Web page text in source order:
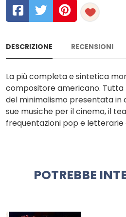
DESCRIZIONE RECENSIONI
La più completa e sintetica
compositore americano. Tutta
del minimalismo presentata in
sue musiche per il cinema, il
frequentazioni pop e letterarie
POTREBBE